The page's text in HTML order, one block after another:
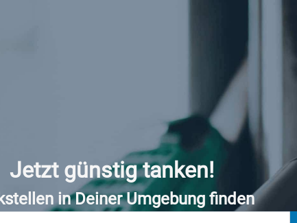
Jetzt günstig tanken!
in Deiner Umgebung finden